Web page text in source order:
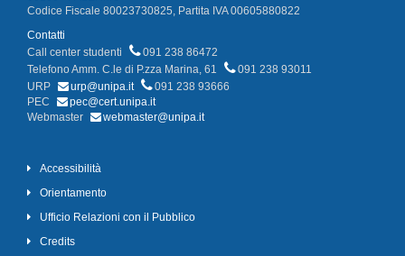
Codice Fiscale 80023730825, Partita IVA 00605880822
Contatti
Call center studenti
091 238 86472
Telefono Amm. C.le di P.zza Marina, 61
091 238 93011
URP
urp@unipa.it
091 238 93666
PEC
pec@cert.unipa.it
Webmaster
webmaster@unipa.it
Accessibilità
Orientamento
Ufficio Relazioni con il Pubblico
Credits